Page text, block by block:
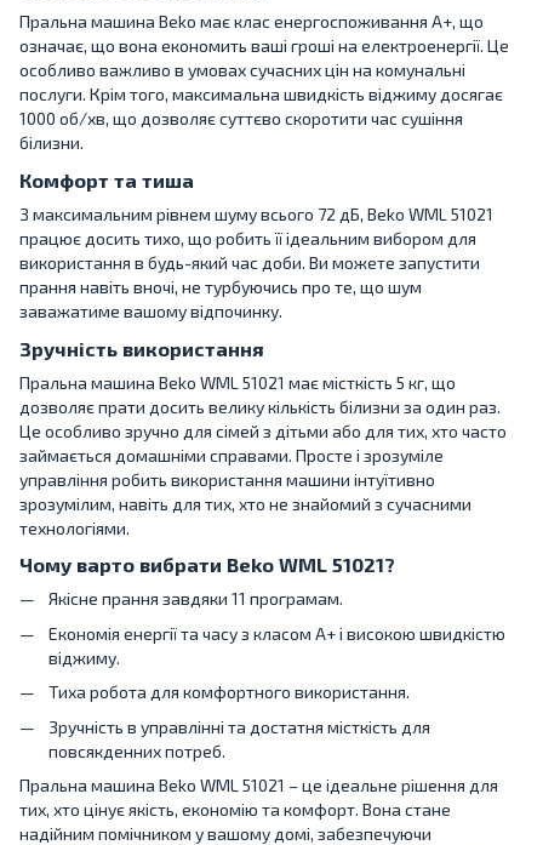
Пральна машина Beko має клас енергоспоживання A+, що
означає, що вона економить ваші гроші на електроенергії. Це
особливо важливо в умовах сучасних цін на комунальні
послуги. Крім того, максимальна швидкість віджиму досягає
1000 об/хв, що дозволяє суттєво скоротити час сушіння
білизни.
Комфорт та тиша
З максимальним рівнем шуму всього 72 дБ, Beko WML 51021
працює досить тихо, що робить її ідеальним вибором для
використання в будь-який час доби. Ви можете запустити
прання навіть вночі, не турбуючись про те, що шум
заважатиме вашому відпочинку.
Зручність використання
Пральна машина Beko WML 51021 має місткість 5 кг, що
дозволяє прати досить велику кількість білизни за один раз.
Це особливо зручно для сімей з дітьми або для тих, хто часто
займається домашніми справами. Просте і зрозуміле
управління робить використання машини інтуїтивно
зрозумілим, навіть для тих, хто не знайомий з сучасними
технологіями.
Чому варто вибрати Beko WML 51021?
Якісне прання завдяки 11 програмам.
Економія енергії та часу з класом A+ і високою швидкістю
віджиму.
Тиха робота для комфортного використання.
Зручність в управлінні та достатня місткість для
повсякденних потреб.
Пральна машина Beko WML 51021 – це ідеальне рішення для
тих, хто цінує якість, економію та комфорт. Вона стане
надійним помічником у вашому домі, забезпечуючи